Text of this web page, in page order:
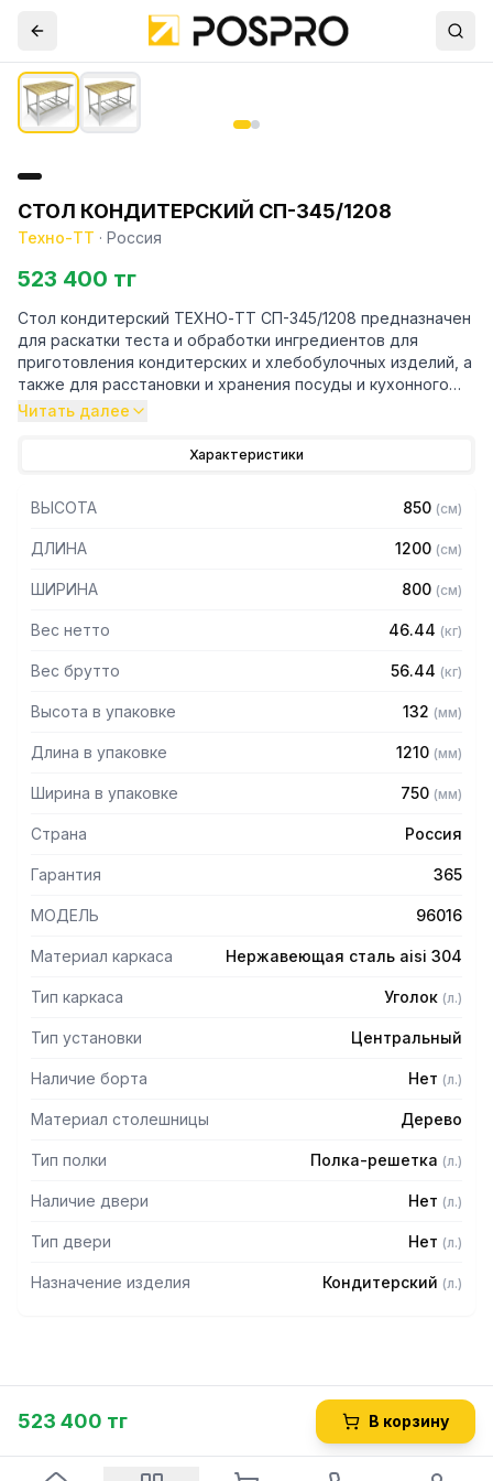
СТОЛ КОНДИТЕРСКИЙ СП-345/1208
Техно-ТТ · Россия
523 400 тг
Стол кондитерский ТЕХНО-ТТ СП-345/1208 предназначен
для раскатки теста и обработки ингредиентов для
приготовления кондитерских и хлебобулочных изделий, а
также для расстановки и хранения посуды и кухонного
инвентаря на предприятиях общественного питания и
— Столешница: бук (толщина 40 мм)
— Каркас разборный из уголка 40х40 мм нержавеющей
стали AISI 304 толщиной 2 мм
— Полка-решетка из нержавеющей стали марки AISI 430
— Регулируемые опоры
Читать далее
Характеристики
ВЫСОТА 850 (см)
ДЛИНА 1200 (см)
ШИРИНА 800 (см)
Вес нетто 46.44 (кг)
Вес брутто 56.44 (кг)
Высота в упаковке 132 (мм)
Длина в упаковке 1210 (мм)
Ширина в упаковке 750 (мм)
Страна Россия
Гарантия 365
МОДЕЛЬ 96016
Материал каркаса Нержавеющая сталь aisi 304
Тип каркаса Уголок (л.)
Тип установки Центральный
Наличие борта Нет (л.)
Материал столешницы Дерево
Тип полки Полка-решетка (л.)
Наличие двери Нет (л.)
Тип двери Нет (л.)
Назначение изделия Кондитерский (л.)
523 400 тг В корзину